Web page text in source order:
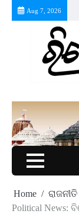
Aug 7, 2026
Home
ରାଜନୀତି
Political News: